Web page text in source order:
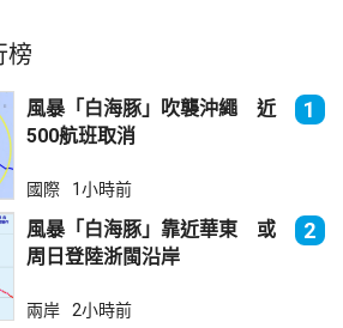
榜
風暴「白海豚」吹襲沖繩 近
500航班取消
1
國際 1小時前
風暴「白海豚」靠近華東 或
周日登陸浙閩沿岸
2
兩岸 2小時前